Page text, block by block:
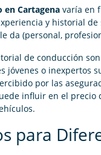
en Cartagena varía en
y historial
da (personal,
de conducción
jóvenes o inexpertos
por las
influir en el precio
para